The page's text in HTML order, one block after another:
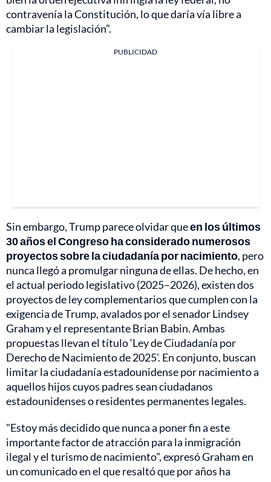
contravenía la Constitución, lo que daría vía libre a
cambiar la legislación”.
PUBLICIDAD
Sin embargo, Trump parece olvidar queen los últimos
30 años el Congreso ha considerado numerosos
proyectos sobre la ciudadanía por nacimiento, pero
nunca llegó a promulgar ninguna de ellas. De hecho, en
el actual periodo legislativo (2025–2026), existen dos
proyectos de ley complementarios que cumplen con la
exigencia de Trump, avalados por el senador Lindsey
Graham y el representante Brian Babin. Ambas
propuestas llevan el título ‘Ley de Ciudadanía por
Derecho de Nacimiento de 2025’. En conjunto, buscan
limitar la ciudadanía estadounidense por nacimiento a
aquellos hijos cuyos padres sean ciudadanos
estadounidenses o residentes permanentes legales.
"Estoy más decidido que nunca a poner fin a este
importante factor de atracción para la inmigración
ilegal y el turismo de nacimiento", expresó Graham en
un comunicado en el que resaltó que por años ha